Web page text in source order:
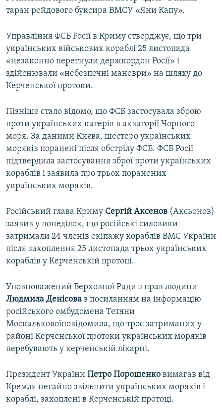
таран рейдового буксира ВМСУ «Яни Капу».
Управління ФСБ Росії в Криму стверджує, що три
українських військових кораблі 25 листопада
«незаконно перетнули держкордон Росії» і
здійснювали «небезпечні маневри» на шляху до
Керченської протоки.
Пізніше стало відомо, що ФСБ застосувала зброю
проти українських катерів в акваторії Чорного
моря. За даними Києва, шестеро українських
моряків поранені після обстрілу ФСБ. ФСБ Росії
підтвердила застосування зброї проти українських
кораблів і заявила про трьох поранених
українських моряків.
Російський глава Криму Сергій Аксенов (Аксьонов)
заявив у понеділок, що російські силовики
затримали 24 членів екіпажу кораблів ВМС України
після захоплення 25 листопада трьох українських
кораблів у Керченській протоці.
Уповноважений Верховної Ради з прав людини
Людмила Денісова з посиланням на інформацію
російського омбудсмена Тетяни
Москальковоїповідомила, що троє затриманих у
районі Керченської протоки українських моряків
перебувають у керченській лікарні.
Президент України Петро Порошенко вимагав від
Кремля негайно звільнити українських моряків і
кораблі, захоплені в Керченській протоці.